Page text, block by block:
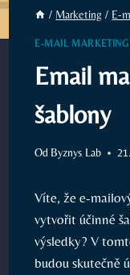
/ Marketing / E-
E-MAIL MARKETING
Email
šablony
Od Byznys Lab
Víte, že e-
vytvořit účinné
výsledky? V
budou skutečně